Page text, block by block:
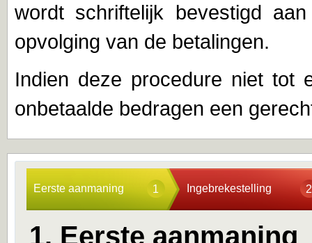
wordt schriftelijk bevestigd
opvolging van de betalingen.
Indien deze procedure niet tot
onbetaalde bedragen een
Eerste aanmaning 1 Ingebrekestelling 2
1. Eerste aanmaning